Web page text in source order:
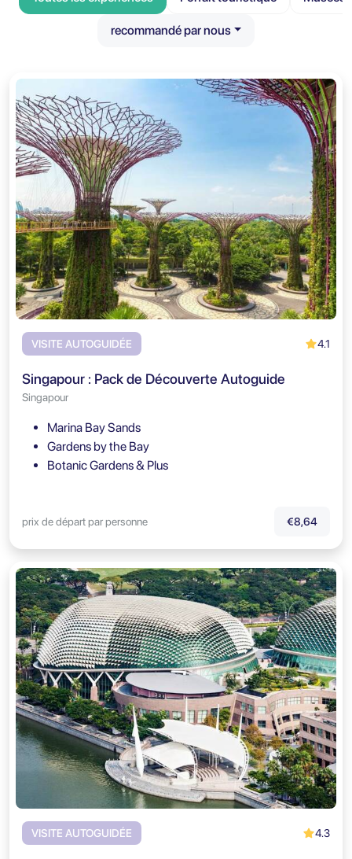
recommandé par nous
VISITE AUTOGUIDÉE 4.1
Singapour : Pack de Découverte Autoguide
Singapour
Marina Bay Sands
Gardens by the Bay
Botanic Gardens & Plus
prix de départ par personne €8,64
VISITE AUTOGUIDÉE 4.3